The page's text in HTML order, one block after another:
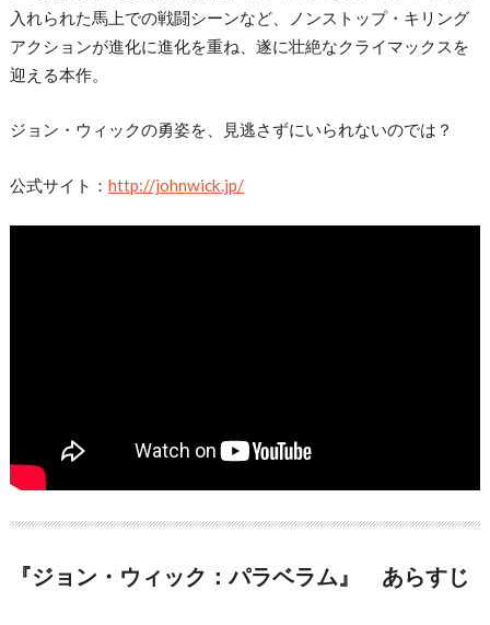
入れられた馬上での戦闘シーンなど、ノンストップ・キリング
アクションが進化に進化を重ね、遂に壮絶なクライマックスを
迎える本作。
ジョン・ウィックの勇姿を、見逃さずにいられないのでは？
公式サイト： http://johnwick.jp/
『ジョン・ウィック：パラベラム』 あらすじ